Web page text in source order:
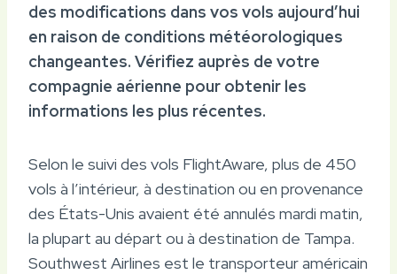
des modifications dans vos vols aujourd’hui
en raison de conditions météorologiques
changeantes. Vérifiez auprès de votre
compagnie aérienne pour obtenir les
informations les plus récentes.
Selon le suivi des vols FlightAware, plus de 450
vols à l’intérieur, à destination ou en provenance
des États-Unis avaient été annulés mardi matin,
la plupart au départ ou à destination de Tampa.
Southwest Airlines est le transporteur américain